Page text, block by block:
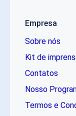
Empresa
Sobre nós
Kit de
Contatos
Nosso
Termos e